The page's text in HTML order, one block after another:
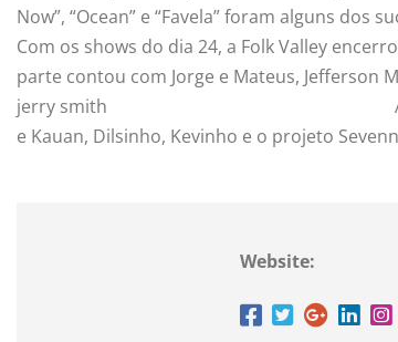
Now”, “Ocean” e “Favela” foram alguns dos
Com os shows do dia 24, a Folk Valley
parte contou com Jorge e Mateus, Jefferson
jerry smith
e Kauan, Dilsinho, Kevinho e o projeto
Website: